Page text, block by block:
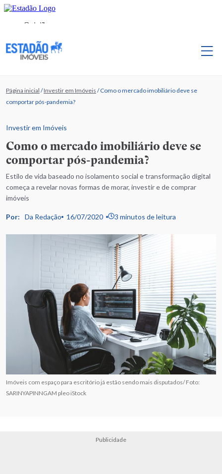
Página inicial /Investir em Imóveis /Como o mercado imobiliário deve se
comportar pós-pandemia?
Investir em Imóveis
Como o mercado imobiliário deve se
comportar pós-pandemia?
Estilo de vida baseado no isolamento social e transformação digital
começa a revelar novas formas de morar, investir e de comprar
imóveis
Por: Da Redação 16/07/2020 3 minutos de leitura
Imóveis com espaço para escritório já estão sendo mais disputados/ Foto:
SARINYAPINNGAM pleo iStock
Publicidade